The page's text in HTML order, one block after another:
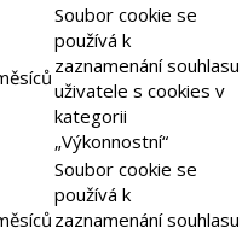
Soubor cookie se
používá k
zaznamenání souhlasu
uživatele s cookies v
kategorii
„Výkonnostní“
Soubor cookie se
používá k
zaznamenání souhlasu